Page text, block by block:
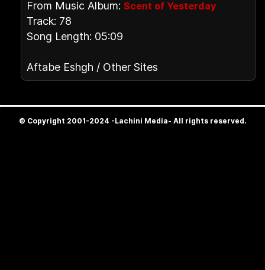
From Music Album: Scent of Yesterday
Track: 78
Song Length: 05:09
Aftabe Eshgh / Other Sites
© Copyright 2001-2024 -Lachini Media- All rights reserved.